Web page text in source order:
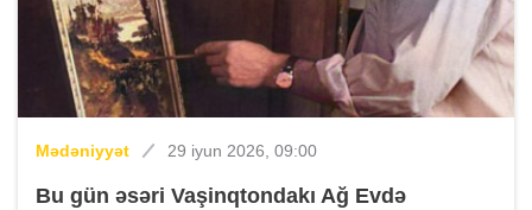
Mədəniyyət 29 iyun 2026, 09:00
Bu gün əsəri Vaşinqtondakı Ağ Evdə